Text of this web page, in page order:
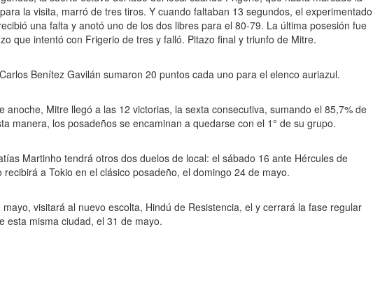
la visita, marró de tres tiros. Y cuando faltaban 13 segundos, el experimentado
una falta y anotó uno de los dos libres para el 80-79. La última posesión fue
que intentó con Frigerio de tres y falló. Pitazo final y triunfo de Mitre.
Benítez Gavilán sumaron 20 puntos cada uno para el elenco auriazul.
anoche, Mitre llegó a las 12 victorias, la sexta consecutiva, sumando el 85,7% de
manera, los posadeños se encaminan a quedarse con el 1° de su grupo.
Martinho tendrá otros dos duelos de local: el sábado 16 ante Hércules de
recibirá a Tokio en el clásico posadeño, el domingo 24 de mayo.
visitará al nuevo escolta, Hindú de Resistencia, el y cerrará la fase regular
esta misma ciudad, el 31 de mayo.